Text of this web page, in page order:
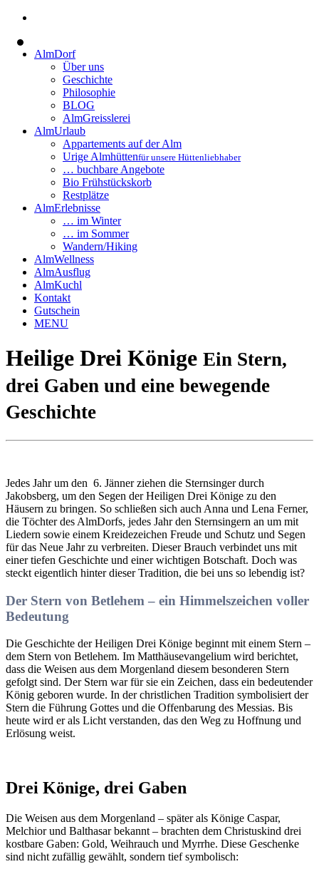
AlmDorf
Über uns
Geschichte
Philosophie
BLOG
AlmGreisslerei
AlmUrlaub
Appartements auf der Alm
Urige Almhüttenfür unsere Hüttenliebhaber
… buchbare Angebote
Bio Frühstückskorb
Restplätze
AlmErlebnisse
… im Winter
… im Sommer
Wandern/Hiking
AlmWellness
AlmAusflug
AlmKuchl
Kontakt
Gutschein
MENU
Heilige Drei Könige Ein Stern,
drei Gaben und eine bewegende
Geschichte
Jedes Jahr um den 6. Jänner ziehen die Sternsinger durch
Jakobsberg, um den Segen der Heiligen Drei Könige zu den
Häusern zu bringen. So schließen sich auch Anna und Lena Ferner,
die Töchter des AlmDorfs, jedes Jahr den Sternsingern an um mit
Liedern sowie einem Kreidezeichen Freude und Schutz und Segen
für das Neue Jahr zu verbreiten. Dieser Brauch verbindet uns mit
einer tiefen Geschichte und einer wichtigen Botschaft. Doch was
steckt eigentlich hinter dieser Tradition, die bei uns so lebendig ist?
Der Stern von Betlehem – ein Himmelszeichen voller
Bedeutung
Die Geschichte der Heiligen Drei Könige beginnt mit einem Stern –
dem Stern von Betlehem. Im Matthäusevangelium wird berichtet,
dass die Weisen aus dem Morgenland diesem besonderen Stern
gefolgt sind. Der Stern war für sie ein Zeichen, dass ein bedeutender
König geboren wurde. In der christlichen Tradition symbolisiert der
Stern die Führung Gottes und die Offenbarung des Messias. Bis
heute wird er als Licht verstanden, das den Weg zu Hoffnung und
Erlösung weist.
Drei Könige, drei Gaben
Die Weisen aus dem Morgenland – später als Könige Caspar,
Melchior und Balthasar bekannt – brachten dem Christuskind drei
kostbare Gaben: Gold, Weihrauch und Myrrhe. Diese Geschenke
sind nicht zufällig gewählt, sondern tief symbolisch: